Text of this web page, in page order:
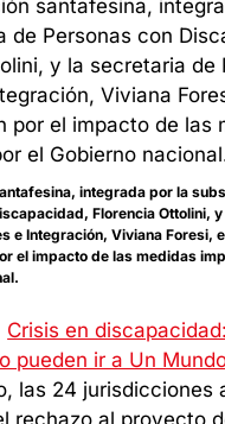
integrada por la
Florencia Ottolini,
e Integración, Viviana Foresi,
el impacto de las medidas
Crisis en
pueden ir a Un
las 24 jurisdicciones